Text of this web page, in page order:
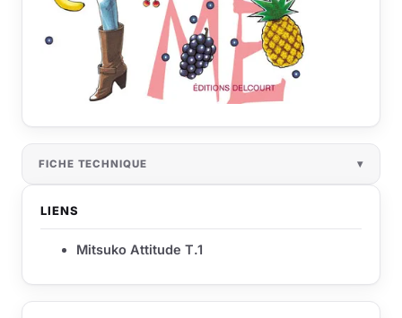
FICHE TECHNIQUE
LIENS
Mitsuko Attitude T.1